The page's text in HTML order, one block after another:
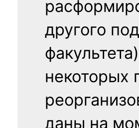
другого
некоторых